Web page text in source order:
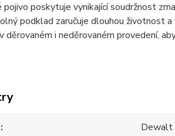
pojivo poskytuje vynikající soudržnost
podklad zaručuje dlouhou životnost
děrovaném i neděrovaném provedení,